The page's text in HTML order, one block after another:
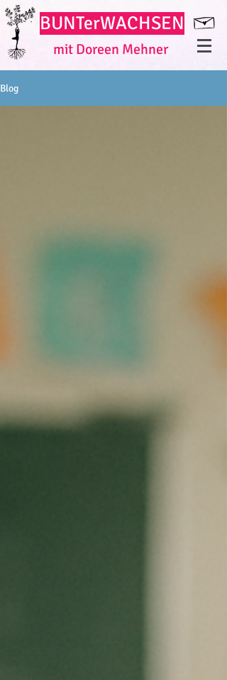
BUNTerWACHSEN
mit Doreen Mehner
Blog